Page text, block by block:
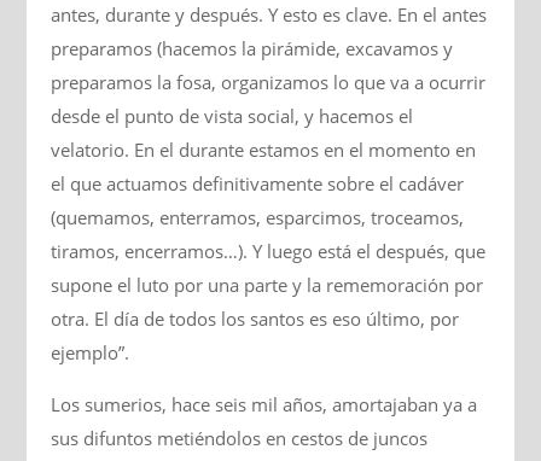
antes, durante y después. Y esto es clave. En el antes
preparamos (hacemos la pirámide, excavamos y
preparamos la fosa, organizamos lo que va a ocurrir
desde el punto de vista social, y hacemos el
velatorio. En el durante estamos en el momento en
el que actuamos definitivamente sobre el cadáver
(quemamos, enterramos, esparcimos, troceamos,
tiramos, encerramos…). Y luego está el después, que
supone el luto por una parte y la rememoración por
otra. El día de todos los santos es eso último, por
ejemplo”.
Los sumerios, hace seis mil años, amortajaban ya a
sus difuntos metiéndolos en cestos de juncos